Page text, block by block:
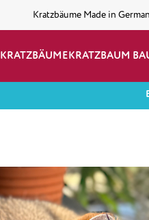
Kratzbäume Made in
KRATZBÄUMEKRATZBAUM